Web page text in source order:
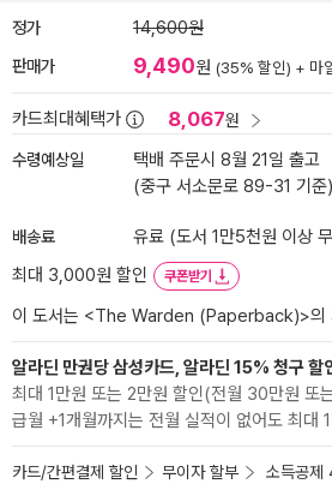
정가 14,600원
판매가 9,490원 (35% 할인) + 마
카드최대혜택가 8,067원
수령예상일
택배 주문시 8월 21일 출고
(중구 서소문로 89-31 기준)
배송료
유료 (도서 1만5천원 이상
최대 3,000원 할인
쿠폰받기
이 도서는 <The Warden (Paperback)>의
알라딘 만권당 삼성카드, 알라딘 15% 청구 할
최대 1만원 또는 2만원 할인(전월 30만원 또
급월 +1개월까지는 전월 실적이 없어도 최대
카드/간편결제 할인 무이자 할부 소득공제